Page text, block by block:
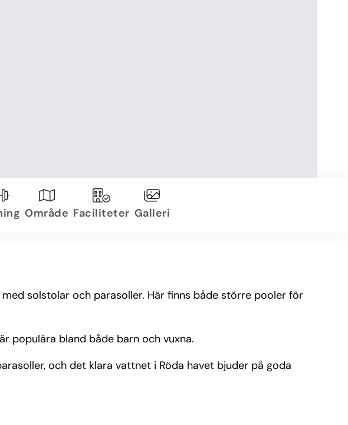
Område Faciliteter Galleri
solstolar och parasoller. Här finns både större pooler för
populära bland både barn och vuxna.
och det klara vattnet i Röda havet bjuder på goda